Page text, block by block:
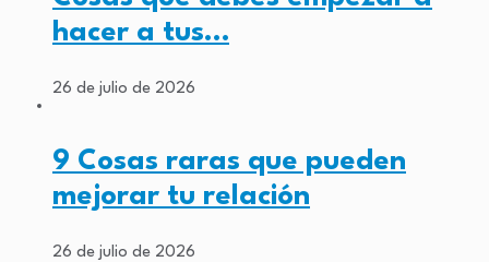
hacer a tus…
26 de julio de 2026
9 Cosas raras que pueden
mejorar tu relación
26 de julio de 2026